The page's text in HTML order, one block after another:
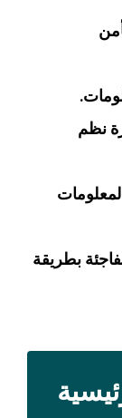
نظم
بطريقة